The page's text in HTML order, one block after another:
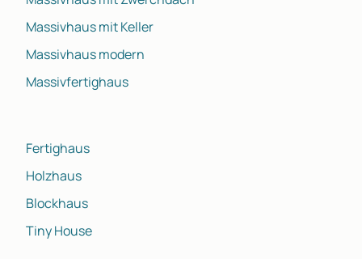
Massivhaus mit Keller
Massivhaus modern
Massivfertighaus
Fertighaus
Holzhaus
Blockhaus
Tiny House